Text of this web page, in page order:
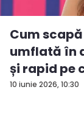
10 iunie 2026, 10:30
Cum
umflată în
și rapid pe